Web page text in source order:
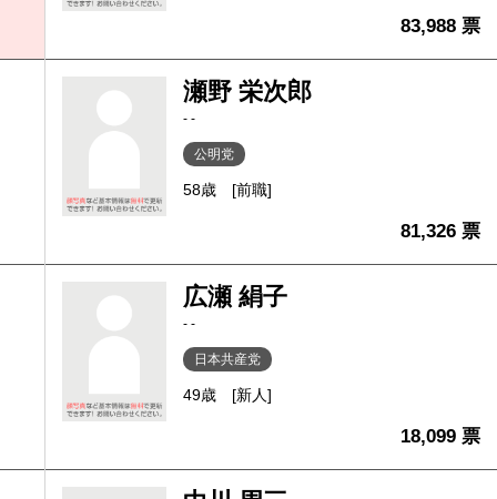
83,988 票
瀬野 栄次郎
- -
公明党
58歳 [前職]
81,326 票
広瀬 絹子
- -
日本共産党
49歳 [新人]
18,099 票